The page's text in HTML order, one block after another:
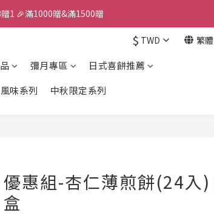
1 🎉滿1000贈&滿1500贈
$ TWD 繁
彌月專區
日式喜餅推薦
味系列 中秋限定系列
優惠組-杏仁薄煎餅(24入)
盒